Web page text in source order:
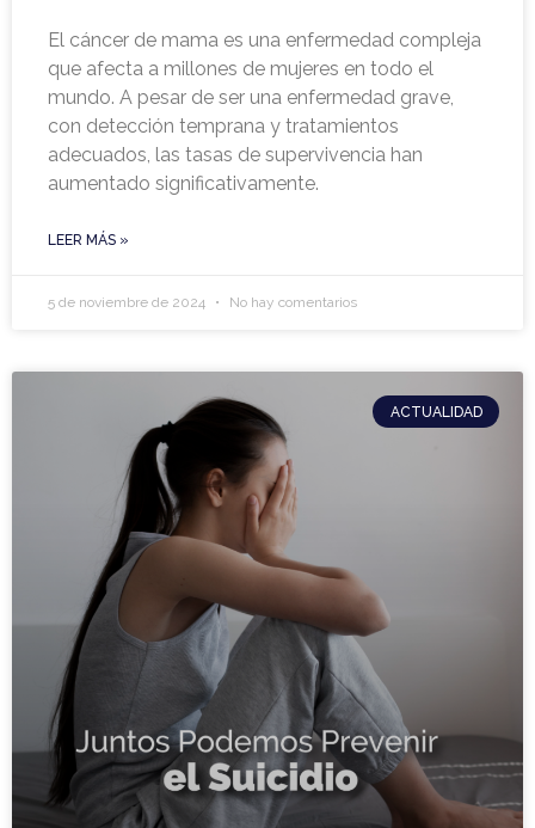
El cáncer de mama es una enfermedad compleja
que afecta a millones de mujeres en todo el
mundo. A pesar de ser una enfermedad grave,
con detección temprana y tratamientos
adecuados, las tasas de supervivencia han
aumentado significativamente.
LEER MÁS »
5 de noviembre de 2024 No hay comentarios
ACTUALIDAD